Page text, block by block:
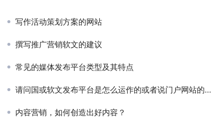
写作活动策划方案的网站
撰写推广营销软文的建议
常见的媒体发布平台类型及其特点
请问国或软文发布平台是怎么运作的或者说门户网站的软文是如何产生的？
内容营销，如何创造出好内容？